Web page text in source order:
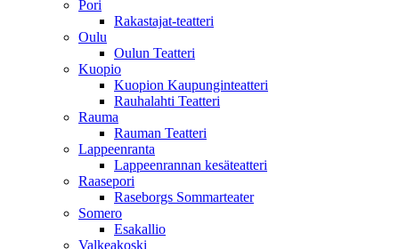
Pori
Rakastajat-teatteri
Oulu
Oulun Teatteri
Kuopio
Kuopion Kaupunginteatteri
Rauhalahti Teatteri
Rauma
Rauman Teatteri
Lappeenranta
Lappeenrannan kesäteatteri
Raasepori
Raseborgs Sommarteater
Somero
Esakallio
Valkeakoski